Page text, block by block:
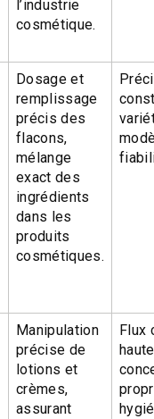
l’industrie
cosmétique.
Dosage et
remplissage
précis des
flacons,
mélange
exact des
ingrédients
dans les
produits
cosmétiques.
Manipulation
précise de
lotions et
crèmes,
assurant
Flux